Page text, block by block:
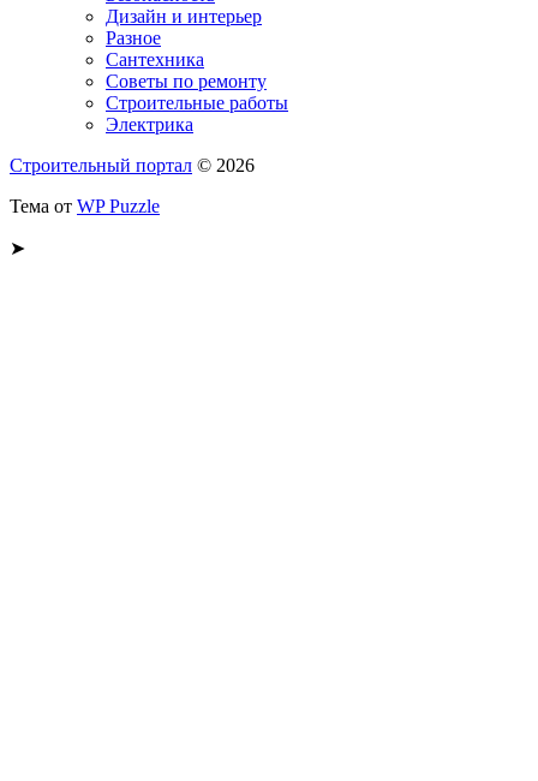
Дизайн и интерьер
Разное
Сантехника
Советы по ремонту
Строительные работы
Электрика
Строительный портал © 2026
Тема от WP Puzzle
➤